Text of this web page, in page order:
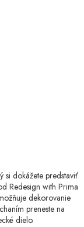
si dokážete predstaviť
Redesign with Prima
dekorovanie
preneste na
dielo.